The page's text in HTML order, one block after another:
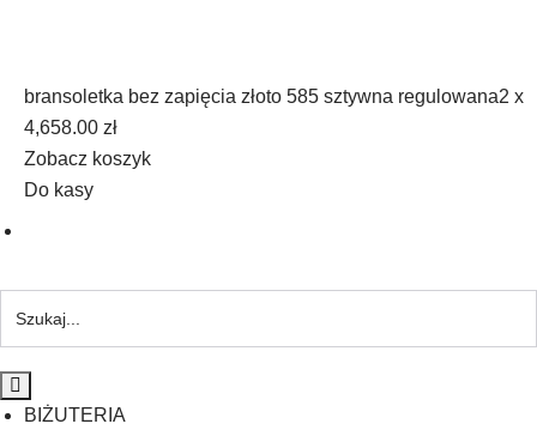
bransoletka bez zapięcia złoto 585 sztywna regulowana2 x
4,658.00 zł
Zobacz koszyk
Do kasy
BIŻUTERIA